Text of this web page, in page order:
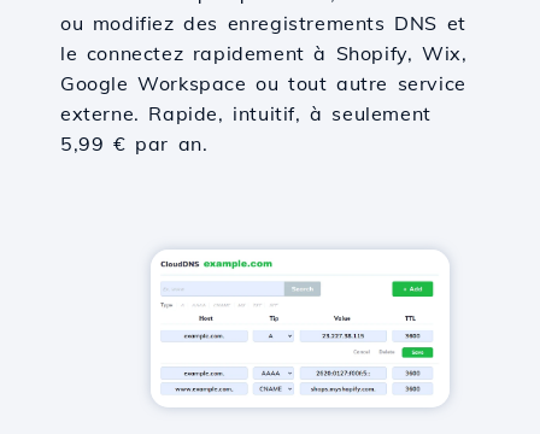
ou modifiez des enregistrements DNS et
le connectez rapidement à Shopify, Wix,
Google Workspace ou tout autre service
externe. Rapide, intuitif, à seulement
5,99 € par an.